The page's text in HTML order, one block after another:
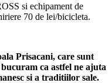
si echipament de
70 de lei/bicicleta.
Prisacani, care sunt
ca astfel ne ajuta
si a traditiilor sale.